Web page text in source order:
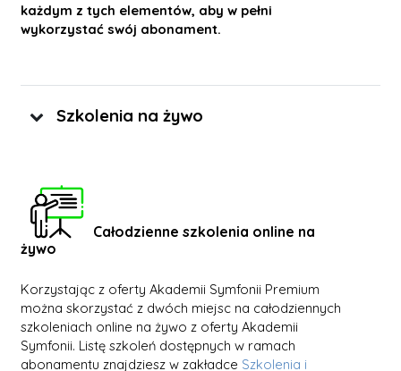
każdym z tych elementów, aby w pełni
wykorzystać swój abonament.
Szkolenia na żywo
Całodzienne szkolenia online na
żywo
Korzystając z oferty Akademii Symfonii Premium
można skorzystać z dwóch miejsc na całodziennych
szkoleniach online na żywo z oferty Akademii
Symfonii. Listę szkoleń dostępnych w ramach
abonamentu znajdziesz w zakładce Szkolenia i